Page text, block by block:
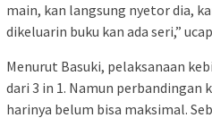
main, kan langsung nyetor dia,
dikeluarin buku kan ada seri,”
Menurut Basuki, pelaksanaan
dari 3 in 1. Namun perbandingan
harinya belum bisa maksimal.